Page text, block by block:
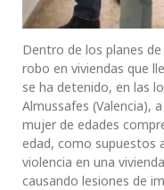
Dentro de los planes
robo en viviendas que
se ha detenido, en las
Almussafes (Valencia),
mujer de edades
edad, como supuestos
violencia en una
causando lesiones de